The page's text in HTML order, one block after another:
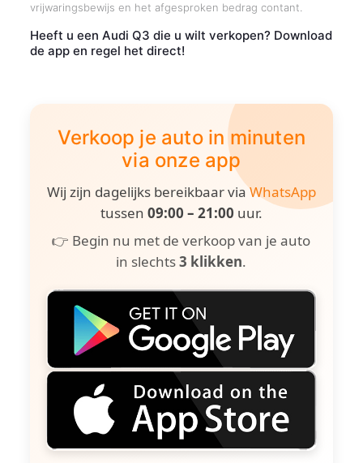
vrijwaringsbewijs en het afgesproken bedrag contant.
Heeft u een Audi Q3 die u wilt verkopen? Download
de app en regel het direct!
Verkoop je auto in minuten
via onze app
Wij zijn dagelijks bereikbaar viaWhatsApp
tussen 09:00 – 21:00 uur.
👉 Begin nu met de verkoop van je auto
in slechts3 klikken.